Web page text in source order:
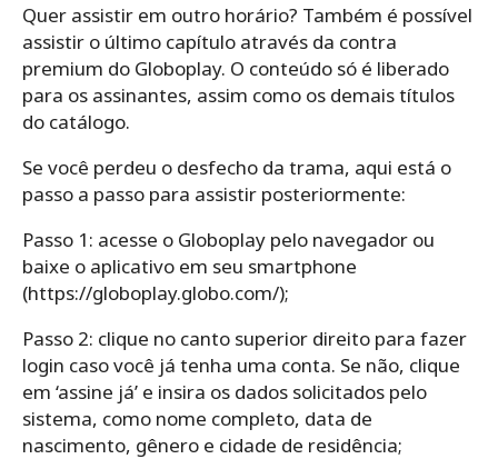
Quer assistir em outro horário? Também é possível
assistir o último capítulo através da contra
premium do Globoplay. O conteúdo só é liberado
para os assinantes, assim como os demais títulos
do catálogo.
Se você perdeu o desfecho da trama, aqui está o
passo a passo para assistir posteriormente:
Passo 1: acesse o Globoplay pelo navegador ou
baixe o aplicativo em seu smartphone
(https://globoplay.globo.com/);
Passo 2: clique no canto superior direito para fazer
login caso você já tenha uma conta. Se não, clique
em ‘assine já’ e insira os dados solicitados pelo
sistema, como nome completo, data de
nascimento, gênero e cidade de residência;